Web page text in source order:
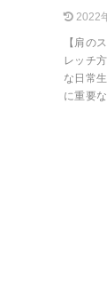
2022
【肩の
レッチ
な日常
に重要